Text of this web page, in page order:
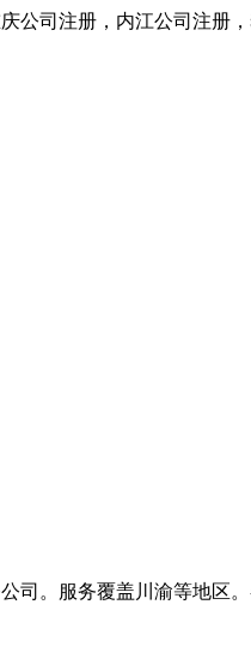
公司注册，内江公司注册
司。服务覆盖川渝等地区